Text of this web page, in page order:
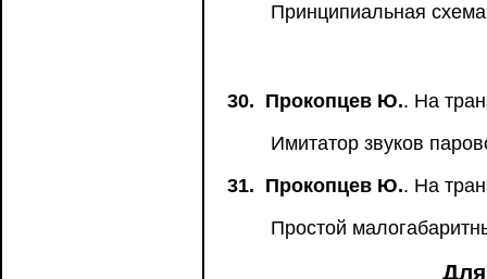
Принципиальная
30. Прокопцев Ю.. На
Имитатор звуков
31. Прокопцев Ю.. На
Простой